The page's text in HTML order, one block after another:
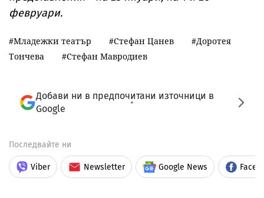
февруари.
Младежки театър Стефан Цанев
Доротея
Тончева
Стефан Мавродиев
Добави ни в предпочитани източници в
Google
Последвайте ни
Viber Newsletter Google News